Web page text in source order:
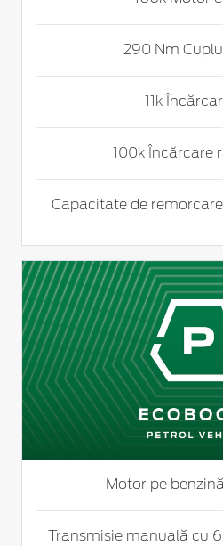
290 Nm
11k
100k Încărcare
Capacitate de
Motor pe
Transmisie manuală cu